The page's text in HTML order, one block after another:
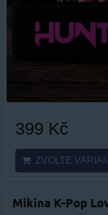
399 Kč
ZVOLTE
Mikina K-Pop